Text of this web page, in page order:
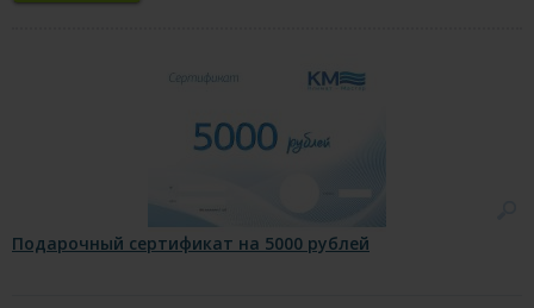
Подарочный сертификат на 5000 рублей